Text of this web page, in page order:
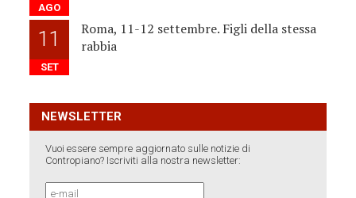
AGO
11
SET
Roma, 11-12 settembre. Figli della stessa
rabbia
NEWSLETTER
Vuoi essere sempre aggiornato sulle notizie di
Contropiano? Iscriviti alla nostra newsletter: